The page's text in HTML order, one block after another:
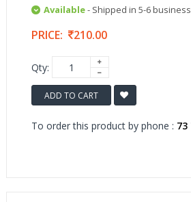
Available- Shipped in 5-6
PRICE: 210.00
Qty:
ADD TO CART
To order this product by phone : 73